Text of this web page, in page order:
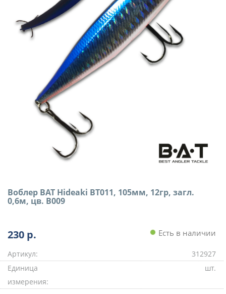
Воблер BAT Hideaki BT011, 105мм, 12гр, загл.
0,6м, цв. B009
230 р. Есть в наличии
Артикул:
312927
Единица
измерения:
шт.